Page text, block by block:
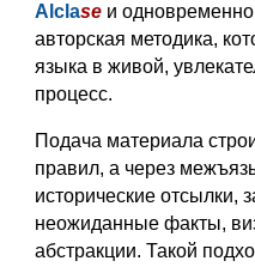
Alclase и
авторская методика,
языка в живой,
процесс.
Подача материала
правил, а через
исторические отсылки,
неожиданные факты,
абстракции. Такой